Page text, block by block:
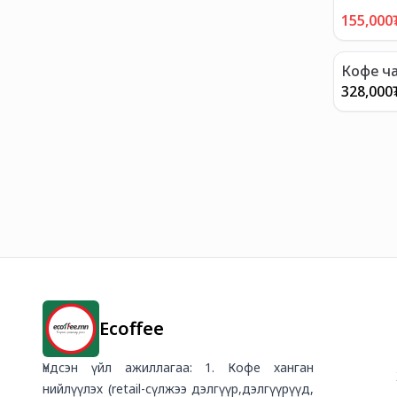
155,000
Кофе
6cups
328,000
Ecoffee
Үндсэн үйл ажиллагаа: 1. Кофе ханган
нийлүүлэх (retail-сүлжээ дэлгүүр,дэлгүүрүүд,